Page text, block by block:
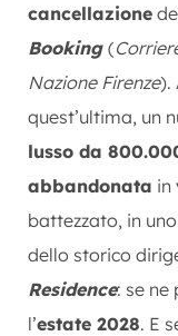
cancellazione
Booking (
Nazione Firenze).
quest’ultima, un
lusso da
abbandonata in
battezzato, in
dello storico
Residence: se
l’estate 2028. E